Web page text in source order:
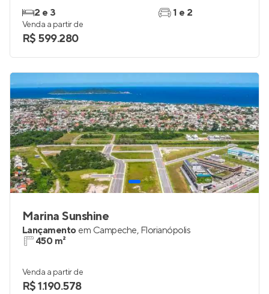
2 e 3
1 e 2
Venda a partir de
R$ 599.280
Marina Sunshine
Lançamento em Campeche, Florianópolis
450 m²
Venda a partir de
R$ 1.190.578